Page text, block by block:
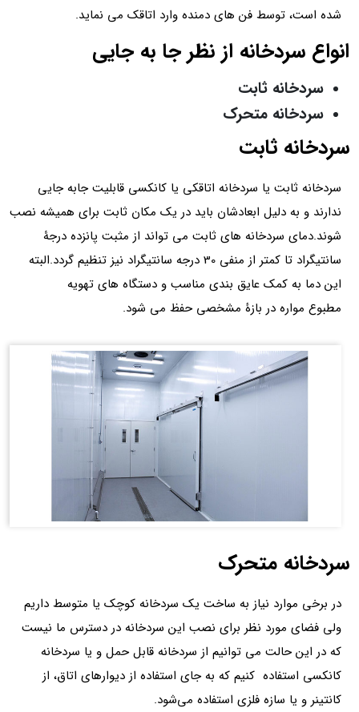
شده است، توسط فن های دمنده وارد اتاقک می نماید.
انواع سردخانه از نظر جا به جایی
سردخانه ثابت
سردخانه متحرک
سردخانه ثابت
سردخانه ثابت یا سردخانه اتاقکی یا کانکسی قابلیت جابه جایی
ندارند و به دلیل ابعادشان باید در یک مکان ثابت برای همیشه نصب
شوند.دمای سردخانه های ثابت می تواند از مثبت پانزده درجۀ
سانتیگراد تا کمتر از منفی 30 درجه سانتیگراد نیز تنظیم گردد.البته
این دما به کمک عایق بندی مناسب و دستگاه های تهویه
مطبوع مواره در بازۀ مشخصی حفظ می شود.
سردخانه متحرک
در برخی موارد نیاز به ساخت یک سردخانه کوچک یا متوسط داریم
ولی فضای مورد نظر برای نصب این سردخانه در دسترس ما نیست
که در این حالت می توانیم از سردخانه قابل حمل و یا سردخانه
کانکسی استفاده کنیم که به جای استفاده از دیوارهای اتاق، از
کانتینر و یا سازه فلزی استفاده می‌شود.